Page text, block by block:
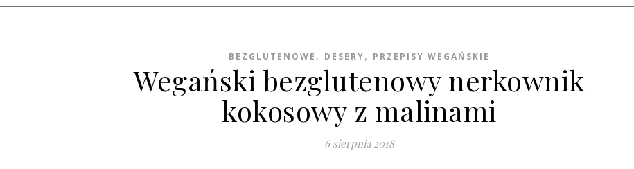
BEZGLUTENOWE , DESERY, PRZEPISY WEGAŃSKIE
Wegański bezglutenowy nerkownik
kokosowy z malinami
6 sierpnia 2018